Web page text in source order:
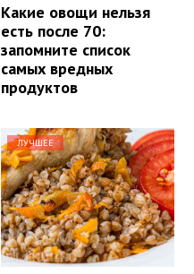
Какие овощи нельзя
есть после 70:
запомните список
самых вредных
продуктов
ЛУЧШЕЕ